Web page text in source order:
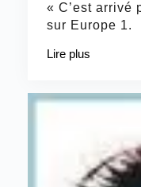
« C’est arrivé
sur Europe 1.
Lire plus